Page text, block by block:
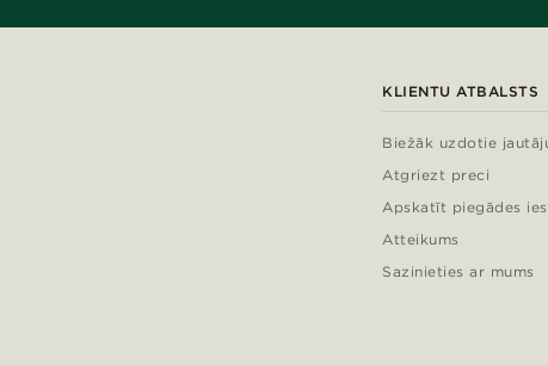
KLIENTU ATBALSTS
Biežāk uzdotie
Atgriezt preci
Apskatīt piegādes
Atteikums
Sazinieties ar mums